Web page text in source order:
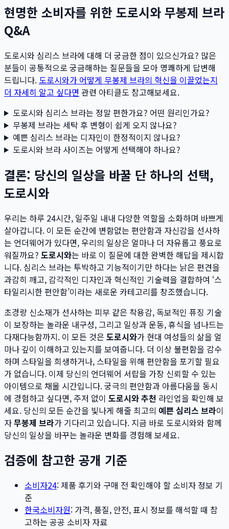
현명한 소비자를 위한 도로시와 무봉제 브라
Q&A
도로시와 심리스 브라에 대해 더 궁금한 점이 있으신가요? 많은
분들이 공통적으로 궁금해하는 질문들을 모아 명쾌하게 답변해
드립니다. 도로시와가 어떻게 무봉제 브라의 혁신을 이끌었는지
더 자세히 알고 싶다면 관련 아티클도 참고해보세요.
도로시와 심리스 브라는 정말 편한가요? 어떤 원리인가요?
무봉제 브라는 세탁 후 변형이 쉽게 오지 않나요?
예쁜 심리스 브라는 디자인이 한정적이지 않나요?
도로시와 브라 사이즈는 어떻게 선택해야 하나요?
결론: 당신의 일상을 바꿀 단 하나의 선택,
도로시와
우리는 하루 24시간, 일주일 내내 다양한 역할을 소화하며 바쁘게
살아갑니다. 이 모든 순간에 변함없는 편안함과 자신감을 선사하
는 언더웨어가 있다면, 우리의 일상은 얼마나 더 자유롭고 풍요로
워질까요? 도로시와는 바로 이 질문에 대한 완벽한 해답을 제시합
니다. 심리스 브라는 투박하고 기능적이기만 하다는 낡은 편견을
과감히 깨고, 감각적인 디자인과 혁신적인 기술력을 결합하여 ‘스
타일리시한 편안함’이라는 새로운 카테고리를 창조했습니다.
초경량 신소재가 선사하는 피부 같은 착용감, 독보적인 퓨징 기술
이 보장하는 놀라운 내구성, 그리고 일상과 운동, 휴식을 넘나드는
다재다능함까지. 이 모든 것은 도로시와가 현대 여성들의 삶을 얼
마나 깊이 이해하고 있는지를 보여줍니다. 더 이상 불편함을 감수
하며 스타일을 희생하거나, 스타일을 위해 편안함을 포기할 필요
가 없습니다. 이제 당신의 언더웨어 서랍을 가장 신뢰할 수 있는
아이템으로 채울 시간입니다. 궁극의 편안함과 아름다움을 동시
에 경험하고 싶다면, 주저 없이 도로시와 추천 라인업을 확인해 보
세요. 당신의 모든 순간을 빛나게 해줄 최고의 예쁜 심리스 브라이
자무봉제 브라가 기다리고 있습니다. 지금 바로 도로시와와 함께
당신의 일상을 바꾸는 놀라운 변화를 경험해 보세요.
검증에 참고한 공개 기준
소비자24: 제품 후기와 구매 전 확인해야 할 소비자 정보 기
준
한국소비자원: 가격, 품질, 안전, 표시 정보를 해석할 때 참
고하는 공공 소비자 자료